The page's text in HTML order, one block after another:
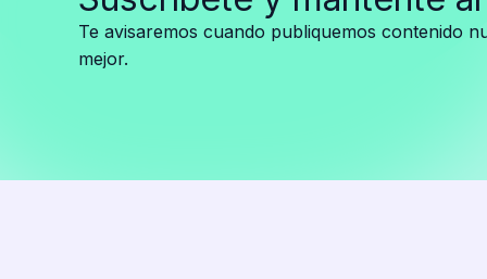
intervención
militar:
petróleo,
en
Te avisaremos cuando publiquemos contenido
mejor.